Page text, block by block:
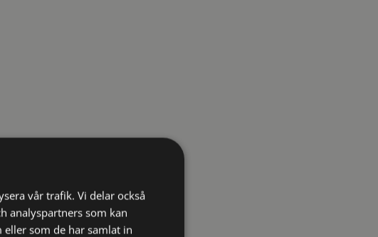
vår trafik. Vi delar också
analyspartners som kan
som de har samlat in